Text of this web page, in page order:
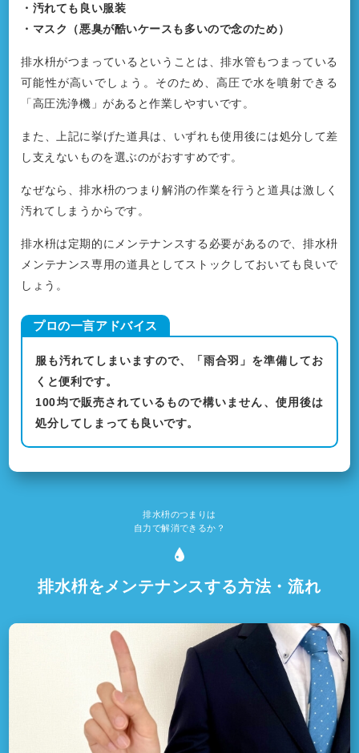
・汚れても良い服装
・マスク（悪臭が酷いケースも多いので念のため）
排水枡がつまっているということは、排水管もつまっている
可能性が高いでしょう。そのため、高圧で水を噴射できる
「高圧洗浄機」があると作業しやすいです。
また、上記に挙げた道具は、いずれも使用後には処分して差
し支えないものを選ぶのがおすすめです。
なぜなら、排水枡のつまり解消の作業を行うと道具は激しく
汚れてしまうからです。
排水枡は定期的にメンテナンスする必要があるので、排水枡
メンテナンス専用の道具としてストックしておいても良いで
しょう。
服も汚れてしまいますので、「雨合羽」を準備してお
くと便利です。
100均で販売されているもので構いません、使用後は
処分してしまっても良いです。
排水枡のつまりは
自力で解消できるか？
排水枡をメンテナンスする方法・流れ